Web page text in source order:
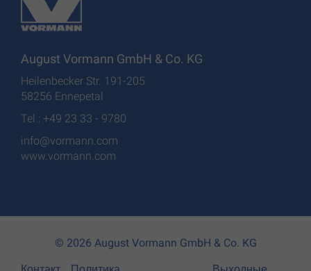
August Vormann GmbH & Co. KG
Heilenbecker Str. 191-205
58256 Ennepetal
Tel.: +49 23 33 - 9780
info@vormann.com
www.vormann.com
© 2026 August Vormann GmbH & Co. KG